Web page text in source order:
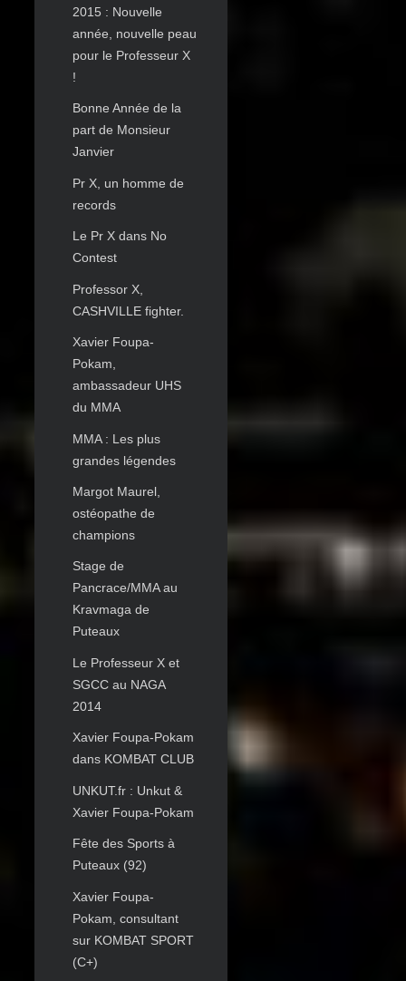
2015 : Nouvelle
année, nouvelle peau
pour le Professeur X
!
Bonne Année de la
part de Monsieur
Janvier
Pr X, un homme de
records
Le Pr X dans No
Contest
Professor X,
CASHVILLE fighter.
Xavier Foupa-
Pokam,
ambassadeur UHS
du MMA
MMA : Les plus
grandes légendes
Margot Maurel,
ostéopathe de
champions
Stage de
Pancrace/MMA au
Kravmaga de
Puteaux
Le Professeur X et
SGCC au NAGA
2014
Xavier Foupa-Pokam
dans KOMBAT CLUB
UNKUT.fr : Unkut &
Xavier Foupa-Pokam
Fête des Sports à
Puteaux (92)
Xavier Foupa-
Pokam, consultant
sur KOMBAT SPORT
(C+)